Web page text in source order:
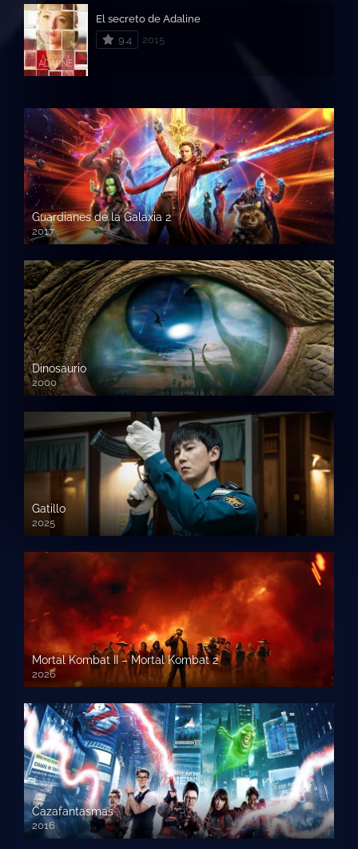
El secreto de Adaline
9.4
2015
Guardianes de la Galaxia 2
2017
720p HD
Dinosaurio
2000
720 HD
Gatillo
2025
Mortal Kombat II – Mortal Kombat 2
2026
1080p HD
Cazafantasmas
2016
720p HD